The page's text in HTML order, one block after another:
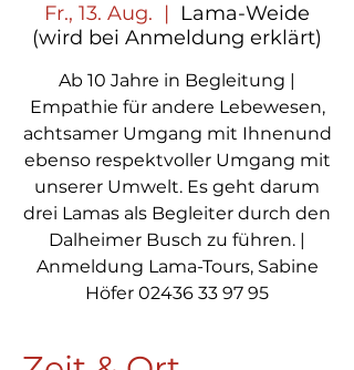
Fr., 13. Aug.
  |
Lama-Weide
(wird bei Anmeldung erklärt)
Ab 10 Jahre in Begleitung |
Empathie für andere Lebewesen,
achtsamer Umgang mit Ihnenund
ebenso respektvoller Umgang mit
unserer Umwelt. Es geht darum
drei Lamas als Begleiter durch den
Dalheimer Busch zu führen. |
Anmeldung Lama-Tours, Sabine